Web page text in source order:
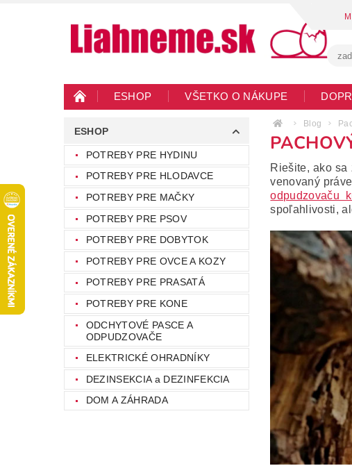
ESHOP VŠETKO O NÁKUPE
BLOG
ESHOP
POTREBY PRE HYDINU
POTREBY PRE HLODAVCE
POTREBY PRE MAČKY
POTREBY PRE PSOV
POTREBY PRE DOBYTOK
POTREBY PRE OVCE A KOZY
POTREBY PRE PRASATÁ
POTREBY PRE KONE
ODCHYTOVÉ PASCE A
ODPUDZOVAČE
ELEKTRICKÉ OHRADNÍKY
DEZINSEKCIA a DEZINFEKCIA
DOM A ZÁHRADA
Blog
Riešite, ako
venovaný
odpudzovaču
spoľahlivosti,